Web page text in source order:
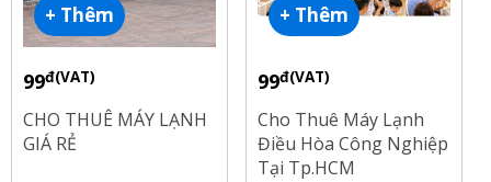
+ Thêm
99đ(VAT)
CHO THUÊ MÁY LẠNH
GIÁ RẺ
+ Thêm
99đ(VAT)
Cho Thuê Máy Lạnh
Điều Hòa Công Nghiệp
Tại Tp.HCM